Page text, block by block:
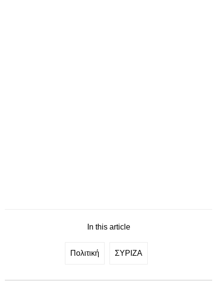
In this article
Πολιτική ΣΥΡΙΖΑ